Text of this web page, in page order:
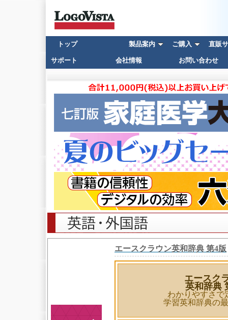
トップ 製品案内 ご購入 直販
サポート 会社情報 お問い合わせ
エースクラウン英和辞典 第4版
エースク
英和辞典
わかりやすさで
学習英和辞典の